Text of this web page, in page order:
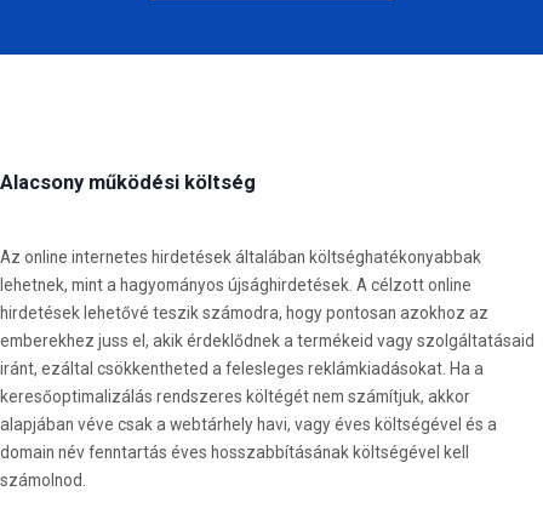
Alacsony működési költség
Az online internetes hirdetések általában költséghatékonyabbak
lehetnek, mint a hagyományos újsághirdetések. A célzott online
hirdetések lehetővé teszik számodra, hogy pontosan azokhoz az
emberekhez juss el, akik érdeklődnek a termékeid vagy szolgáltatásaid
iránt, ezáltal csökkentheted a felesleges reklámkiadásokat. Ha a
keresőoptimalizálás rendszeres költégét nem számítjuk, akkor
alapjában véve csak a webtárhely havi, vagy éves költségével és a
domain név fenntartás éves hosszabbításának költségével kell
számolnod.